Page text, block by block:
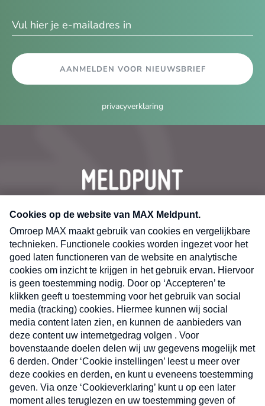
AANMELDEN VOOR NIEUWSBRIEF
privacyverklaring
CONTACT
Volg ons op
X
Nieuwsbrief
Neem hier een gratis abonnement op de MAX